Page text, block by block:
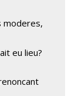
moderes,
eu lieu?